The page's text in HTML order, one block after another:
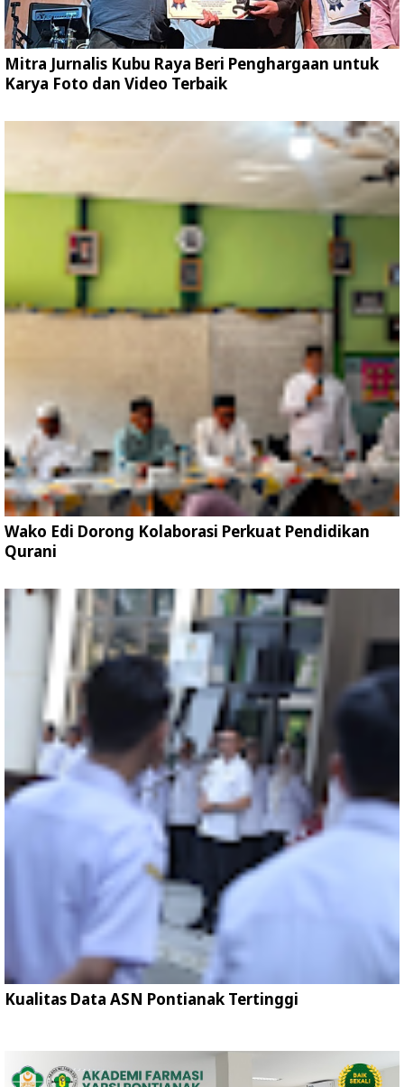
Mitra Jurnalis Kubu Raya Beri Penghargaan untuk
Karya Foto dan Video Terbaik
Wako Edi Dorong Kolaborasi Perkuat Pendidikan
Qurani
Kualitas Data ASN Pontianak Tertinggi